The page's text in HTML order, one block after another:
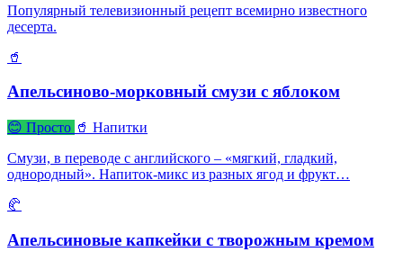
Популярный телевизионный рецепт всемирно известного
десерта.
🥤
Апельсиново-морковный смузи с яблоком
😊 Просто 🥤 Напитки
Смузи, в переводе с английского – «мягкий, гладкий,
однородный». Напиток-микс из разных ягод и фрукт…
🥐
Апельсиновые капкейки с творожным кремом